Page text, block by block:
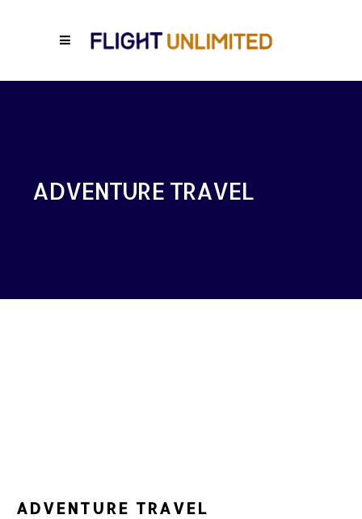
ADVENTURE TRAVEL
ADVENTURE TRAVEL